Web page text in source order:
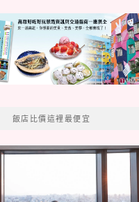
飯店比價這裡最便宜